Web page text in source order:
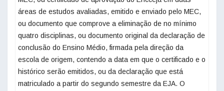
áreas de estudos avaliadas, emitido e enviado pelo MEC,
ou documento que comprove a eliminação de no mínimo
quatro disciplinas, ou documento original da declaração de
conclusão do Ensino Médio, firmada pela direção da
escola de origem, contendo a data em que o certificado e o
histórico serão emitidos, ou da declaração que está
matriculado a partir do segundo semestre da EJA. O